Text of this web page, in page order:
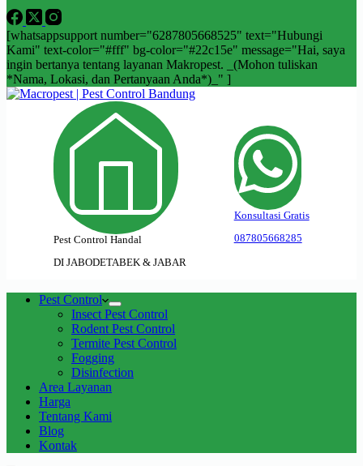
[whatsappsupport number="6287805668525" text="Hubungi
Kami" text-color="#fff" bg-color="#22c15e" message="Hai, saya
ingin bertanya tentang layanan Makropest. _(Mohon tuliskan
*Nama, Lokasi, dan Pertanyaan Anda*)_" ]
Pest Control Handal
DI JABODETABEK & JABAR
Konsultasi Gratis
087805668285
Pest Control
Insect Pest Control
Rodent Pest Control
Termite Pest Control
Fogging
Disinfection
Area Layanan
Harga
Tentang Kami
Blog
Kontak